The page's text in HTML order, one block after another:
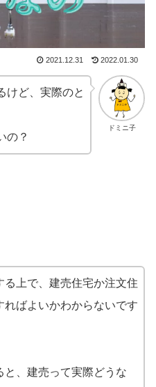
2021.12.31 2022.01.30
ドミニ子
けど、実際のと
の？
る上で、建売住宅か注文住
ればよいかわからないです
と、建売って実際どうな